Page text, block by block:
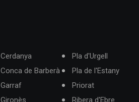
Cerdanya
Conca de Barberà
Garraf
Gironès
Pla d'Urgell
Pla de l'Estany
Priorat
Ribera d'Ebre